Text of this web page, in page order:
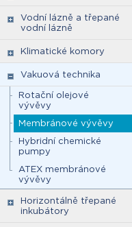
Vodní lázně a třepané
vodní lázně
Klimatické komory
Vakuová technika
Rotační olejové
vývěvy
Membránové vývěvy
Hybridní chemické
pumpy
ATEX membránové
vývěvy
Horizontálně třepané
inkubátory